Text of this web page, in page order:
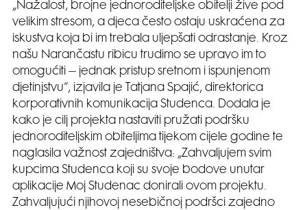
„Nažalost, brojne jednoroditeljske obitelji žive pod
velikim stresom, a djeca često ostaju uskraćena za
iskustva koja bi im trebala uljepšati odrastanje. Kroz
našu Narančastu ribicu trudimo se upravo im to
omogućiti – jednak pristup sretnom i ispunjenom
djetinjstvu“, izjavila je Tatjana Spajić, direktorica
korporativnih komunikacija Studenca. Dodala je
kako je cilj projekta nastaviti pružati podršku
jednoroditeljskim obiteljima tijekom cijele godine te
naglasila važnost zajedništva: „Zahvaljujem svim
kupcima Studenca koji su svoje bodove unutar
aplikacije Moj Studenac donirali ovom projektu.
Zahvaljujući njihovoj nesebičnoj podršci zajedno